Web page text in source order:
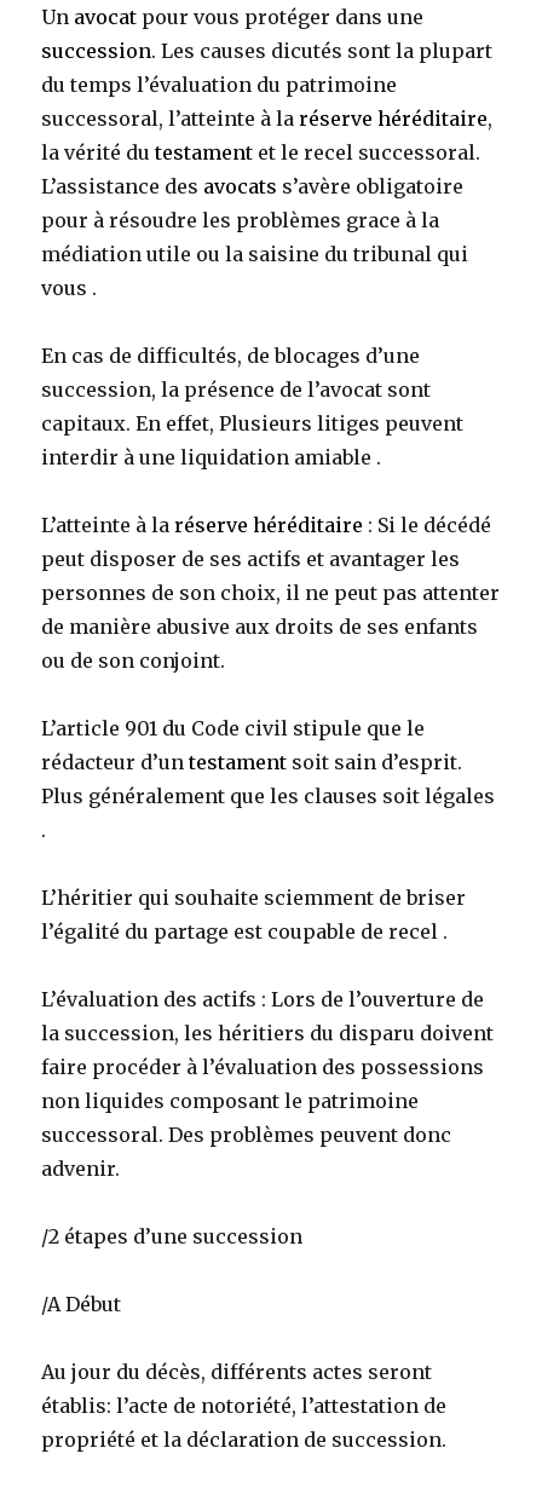
Un avocat pour vous protéger dans une
succession. Les causes dicutés sont la plupart
du temps l’évaluation du patrimoine
successoral, l’atteinte à laréserve héréditaire,
la vérité dutestament et le recel successoral.
L’assistance des avocats s’avère obligatoire
pour à résoudre les problèmes grace à la
médiation utile ou la saisine du tribunal qui
vous .
En cas de difficultés, de blocages d’une
succession, la présence de l’avocat sont
capitaux. En effet, Plusieurs litiges peuvent
interdir à une liquidation amiable .
L’atteinte à laréserve héréditaire : Si le décédé
peut disposer de ses actifs et avantager les
personnes de son choix, il ne peut pas attenter
de manière abusive aux droits de ses enfants
ou de son conjoint.
L’article 901 du Code civil stipule que le
rédacteur d’untestament soit sain d’esprit.
Plus généralement que les clauses soit légales
.
L’héritier qui souhaite sciemment de briser
l’égalité du partage est coupable de recel .
L’évaluation des actifs : Lors de l’ouverture de
la succession, les héritiers du disparu doivent
faire procéder à l’évaluation des possessions
non liquides composant le patrimoine
successoral. Des problèmes peuvent donc
advenir.
/2 étapes d’une succession
/A Début
Au jour du décès, différents actes seront
établis: l’acte de notoriété, l’attestation de
propriété et la déclaration de succession.